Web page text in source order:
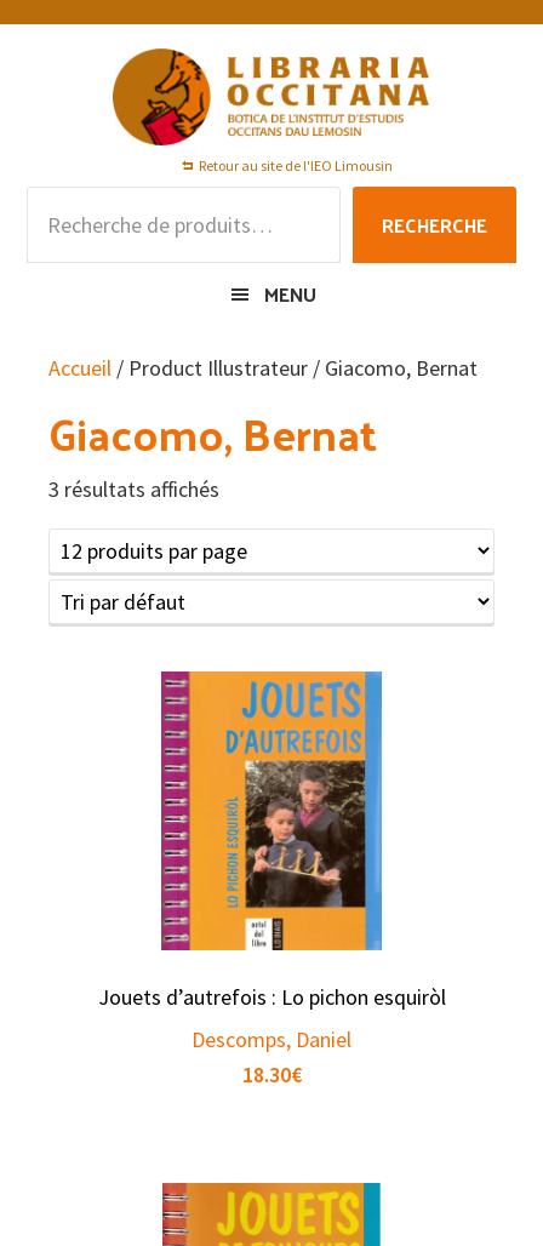
Passer
Passer
Passer
Retour au site de l'IEO Limousin
pour :
RECHERCHE
MENU
Accueil / Product Illustrateur / Giacomo, Bernat
Giacomo, Bernat
3 résultats affichés
Jouets d’autrefois : Lo pichon esquiròl
Descomps, Daniel
18.30€